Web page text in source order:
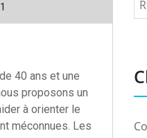
40 ans et une
proposons un
à orienter le
méconnues. Les